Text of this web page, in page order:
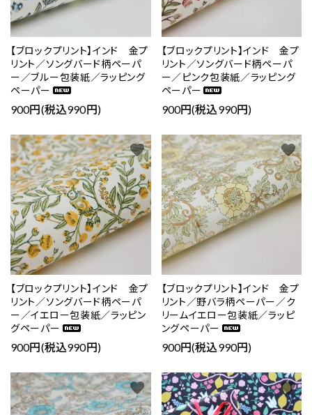
【ブロックプリント】インド 金プ
リント／ソングバード柄ペーパ
ー／ブルー包装紙／ラッピング
ペーパー
900円(税込990円)
【ブロックプリント】インド 金プ
リント／ソングバード柄ペーパ
ー／ピンク包装紙／ラッピング
ペーパー
900円(税込990円)
【ブロックプリント】インド 金プ
リント／ソングバード柄ペーパ
ー／イエロー包装紙／ラッピン
グペーパー
900円(税込990円)
favorite
【ブロックプリント】インド 金プ
リント／野バラ柄ペーパー／ク
リームイエロー包装紙／ラッピ
ングペーパー
900円(税込990円)
favorite
favorite favorite